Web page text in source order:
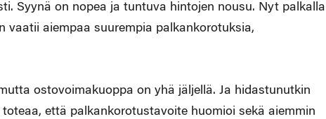
Syynä on nopea ja tuntuva hintojen nousu. Nyt palkalla
vaatii aiempaa suurempia palkankorotuksia,
ostovoimakuoppa on yhä jäljellä. Ja hidastunutkin
että palkankorotustavoite huomioi sekä aiemmin